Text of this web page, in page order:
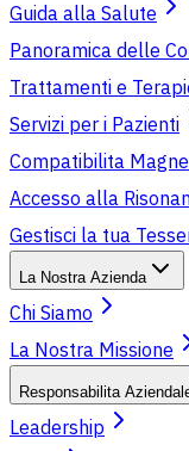
Guida alla Salute
Panoramica delle
Trattamenti e
Servizi per i Pazienti
Compatibilita
Accesso alla
Gestisci la tua
La Nostra Azienda
Chi Siamo
La Nostra Missione
Responsabilita
Leadership